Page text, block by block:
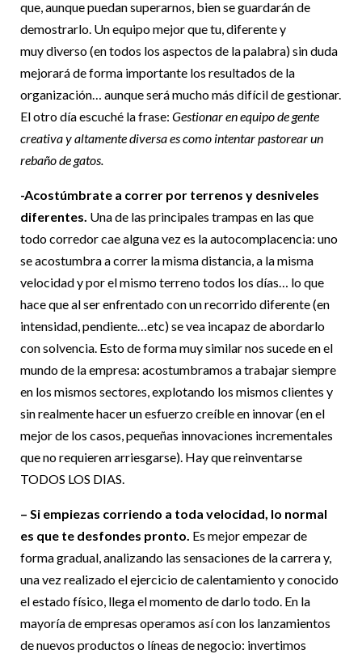
que, aunque puedan superarnos, bien se guardarán de
demostrarlo. Un equipo mejor que tu, diferente y
muy diverso (en todos los aspectos de la palabra) sin duda
mejorará de forma importante los resultados de la
organización… aunque será mucho más difícil de gestionar.
El otro día escuché la frase: Gestionar en equipo de gente
creativa y altamente diversa es como intentar pastorear un
rebaño de gatos.
-Acostúmbrate a correr por terrenos y desniveles
diferentes. Una de las principales trampas en las que
todo corredor cae alguna vez es la autocomplacencia: uno
se acostumbra a correr la misma distancia, a la misma
velocidad y por el mismo terreno todos los días… lo que
hace que al ser enfrentado con un recorrido diferente (en
intensidad, pendiente…etc) se vea incapaz de abordarlo
con solvencia. Esto de forma muy similar nos sucede en el
mundo de la empresa: acostumbramos a trabajar siempre
en los mismos sectores, explotando los mismos clientes y
sin realmente hacer un esfuerzo creíble en innovar (en el
mejor de los casos, pequeñas innovaciones incrementales
que no requieren arriesgarse). Hay que reinventarse
TODOS LOS DIAS.
– Si empiezas corriendo a toda velocidad, lo normal
es que te desfondes pronto. Es mejor empezar de
forma gradual, analizando las sensaciones de la carrera y,
una vez realizado el ejercicio de calentamiento y conocido
el estado físico, llega el momento de darlo todo. En la
mayoría de empresas operamos así con los lanzamientos
de nuevos productos o líneas de negocio: invertimos